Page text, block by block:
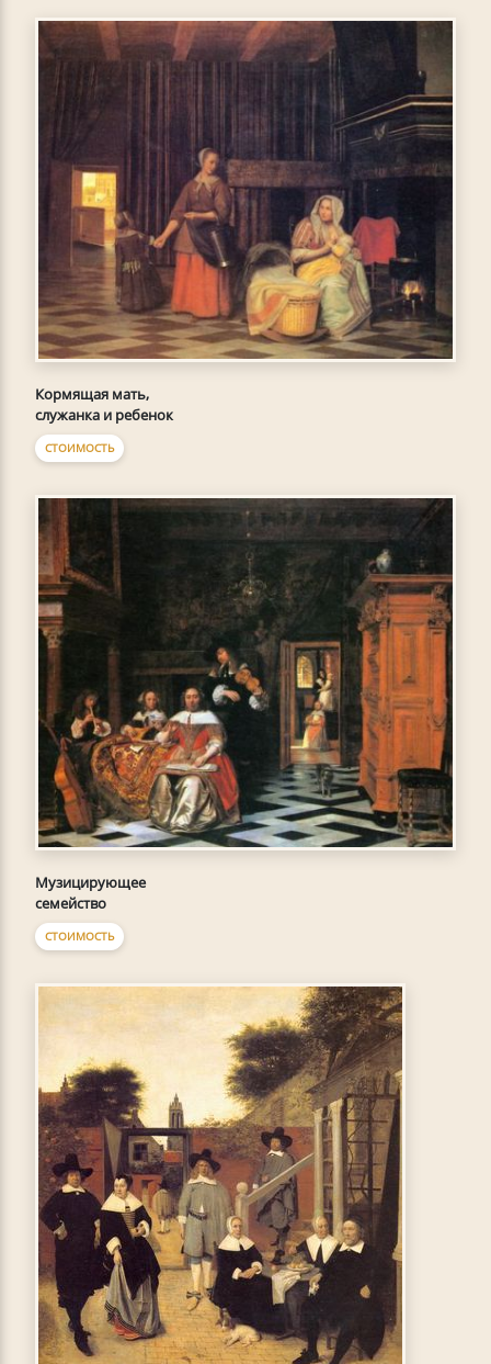
Кормящая мать,
служанка и ребенок
СТОИМОСТЬ
Музицирующее
семейство
СТОИМОСТЬ